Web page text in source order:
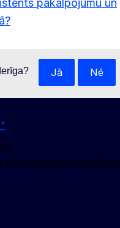
pakalpojumu un
Jā Nē
ekonomiskās